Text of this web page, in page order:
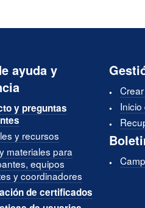
ayuda y
y preguntas
y recursos
materiales para
equipos
y coordinadores
de certificados